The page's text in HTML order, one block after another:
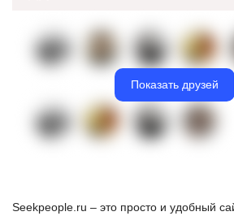
Показать друзей
Seekpeople.ru – это просто и удобный